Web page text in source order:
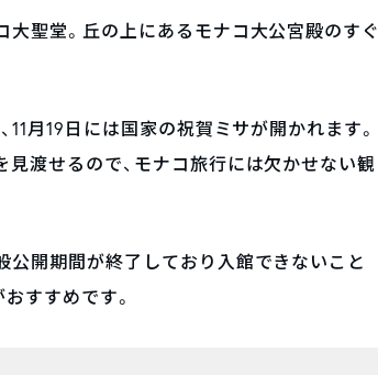
聖堂。丘の上にあるモナコ大公宮殿のすぐ
月19日には国家の祝賀ミサが開かれます。
渡せるので、モナコ旅行には欠かせない観
公開期間が終了しており入館できないこと
すすめです。